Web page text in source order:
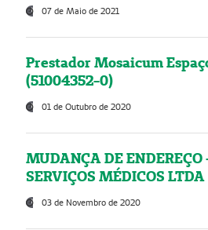
07 de Maio de 2021
Prestador Mosaicum
(51004352-0)
01 de Outubro de 2020
MUDANÇA DE
SERVIÇOS MÉDICOS
03 de Novembro de 2020